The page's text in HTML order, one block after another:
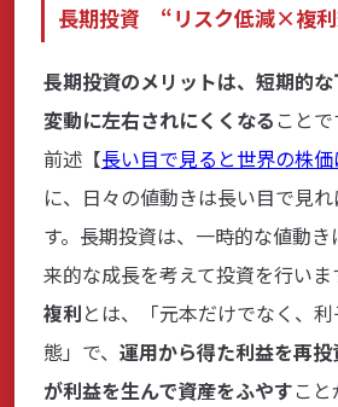
長期投資 “リスク低減×複
長期投資のメリットは、短期的
変動に左右されにくくなる ことで
前述【長い目で見ると世界の株
に、日々の値動きは長い目で見
す。長期投資は、一時的な値動
来的な成長を考えて投資を行いま
複利とは、「元本だけでなく、
態」で、 運用から得た利益を再
が利益を生んで資産をふやすこと